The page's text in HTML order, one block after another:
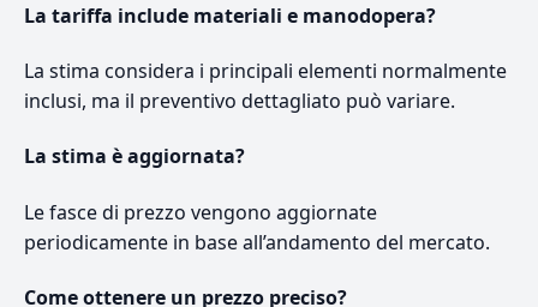
La tariffa include materiali e manodopera?
La stima considera i principali elementi normalmente
inclusi, ma il preventivo dettagliato può variare.
La stima è aggiornata?
Le fasce di prezzo vengono aggiornate
periodicamente in base all’andamento del mercato.
Come ottenere un prezzo preciso?